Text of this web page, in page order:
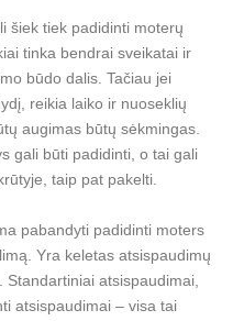
šiek tiek padidinti moterų
tinka bendrai sveikatai ir
būdo dalis. Tačiau jei
reikia laiko ir nuoseklių
augimas būtų sėkmingas.
gali būti padidinti, o tai gali
taip pat pakelti.
pabandyti padidinti moters
Yra keletas atsispaudimų
atsispaudimai,
atsispaudimai – visa tai